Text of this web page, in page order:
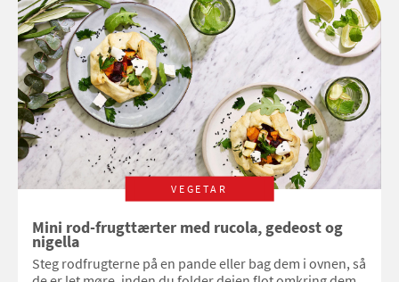
VEGETAR
Mini rod-frugttærter med rucola, gedeost og
nigella
Steg rodfrugterne på en pande eller bag dem i ovnen, så